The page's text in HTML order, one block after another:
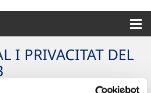
I PRIVACITAT DEL